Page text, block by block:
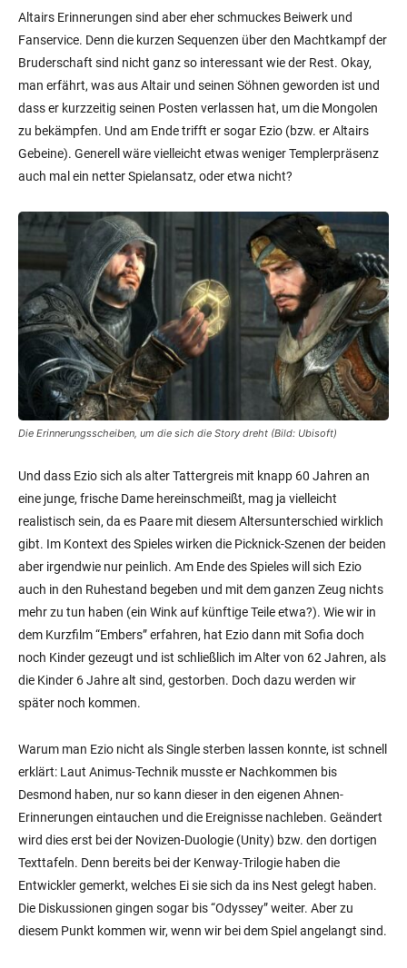
Altairs Erinnerungen sind aber eher schmuckes Beiwerk und
Fanservice. Denn die kurzen Sequenzen über den Machtkampf der
Bruderschaft sind nicht ganz so interessant wie der Rest. Okay,
man erfährt, was aus Altair und seinen Söhnen geworden ist und
dass er kurzzeitig seinen Posten verlassen hat, um die Mongolen
zu bekämpfen. Und am Ende trifft er sogar Ezio (bzw. er Altairs
Gebeine). Generell wäre vielleicht etwas weniger Templerpräsenz
auch mal ein netter Spielansatz, oder etwa nicht?
Die Erinnerungsscheiben, um die sich die Story dreht (Bild: Ubisoft)
Und dass Ezio sich als alter Tattergreis mit knapp 60 Jahren an
eine junge, frische Dame hereinschmeißt, mag ja vielleicht
realistisch sein, da es Paare mit diesem Altersunterschied wirklich
gibt. Im Kontext des Spieles wirken die Picknick-Szenen der beiden
aber irgendwie nur peinlich. Am Ende des Spieles will sich Ezio
auch in den Ruhestand begeben und mit dem ganzen Zeug nichts
mehr zu tun haben (ein Wink auf künftige Teile etwa?). Wie wir in
dem Kurzfilm “Embers” erfahren, hat Ezio dann mit Sofia doch
noch Kinder gezeugt und ist schließlich im Alter von 62 Jahren, als
die Kinder 6 Jahre alt sind, gestorben. Doch dazu werden wir
später noch kommen.
Warum man Ezio nicht als Single sterben lassen konnte, ist schnell
erklärt: Laut Animus-Technik musste er Nachkommen bis
Desmond haben, nur so kann dieser in den eigenen Ahnen-
Erinnerungen eintauchen und die Ereignisse nachleben. Geändert
wird dies erst bei der Novizen-Duologie (Unity) bzw. den dortigen
Texttafeln. Denn bereits bei der Kenway-Trilogie haben die
Entwickler gemerkt, welches Ei sie sich da ins Nest gelegt haben.
Die Diskussionen gingen sogar bis “Odyssey” weiter. Aber zu
diesem Punkt kommen wir, wenn wir bei dem Spiel angelangt sind.